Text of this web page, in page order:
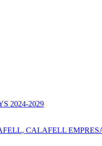
2024-2029
CALAFELL